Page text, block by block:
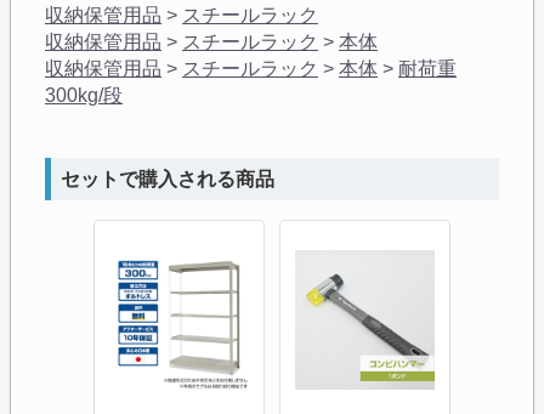
収納保管用品 > スチールラック
収納保管用品 > スチールラック > 本体
収納保管用品 > スチールラック > 本体 > 耐荷重
300kg/段
セットで購入される商品